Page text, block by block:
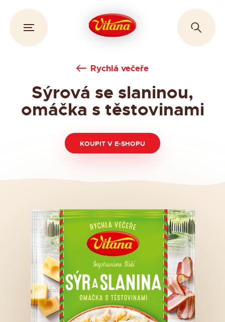
Rychlá večeře
Sýrová se slaninou,
omáčka s těstovinami
KOUPIT V E-SHOPU